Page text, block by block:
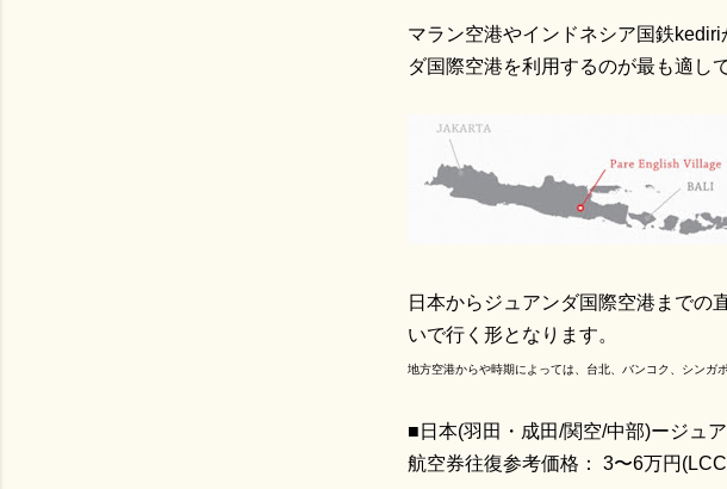
マラン空港やインドネシア国鉄
ダ国際空港を利用するのが最も適し
日本からジュアンダ国際空港までの
いで行く形となります。
地方空港からや時期によっては、台北、バンコク、シンガ
■日本(羽田・成田/関空/中部)ージュ
航空券往復参考価格： 3〜6万円